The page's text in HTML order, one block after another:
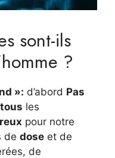
sont-ils
?
»: d’abord Pas
tous les
pour notre
de dose et de
de